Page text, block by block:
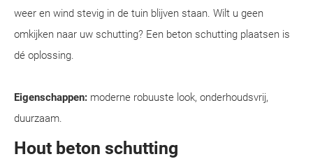
weer en wind stevig in de tuin blijven staan. Wilt u geen
omkijken naar uw schutting? Een beton schutting plaatsen is
dé oplossing.
Eigenschappen: moderne robuuste look, onderhoudsvrij,
duurzaam.
Hout beton schutting